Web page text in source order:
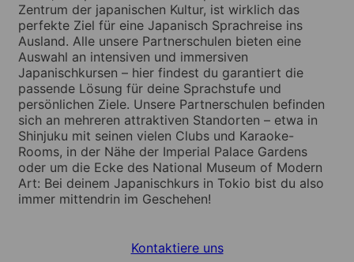
Zentrum der japanischen Kultur, ist wirklich das
perfekte Ziel für eine Japanisch Sprachreise ins
Ausland. Alle unsere Partnerschulen bieten eine
Auswahl an intensiven und immersiven
Japanischkursen – hier findest du garantiert die
passende Lösung für deine Sprachstufe und
persönlichen Ziele. Unsere Partnerschulen befinden
sich an mehreren attraktiven Standorten – etwa in
Shinjuku mit seinen vielen Clubs und Karaoke-
Rooms, in der Nähe der Imperial Palace Gardens
oder um die Ecke des National Museum of Modern
Art: Bei deinem Japanischkurs in Tokio bist du also
immer mittendrin im Geschehen!
Kontaktiere uns